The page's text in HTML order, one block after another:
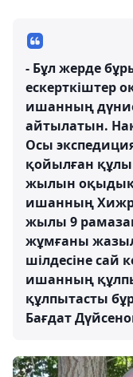
- Бұл жерде
ескерткіштер
ишанның
айтылатын.
Осы
қойылған
жылын оқыдық.
ишанның
жылы 9
жұмғаны
шілдесіне сай
ишанның
құлпытасты
Бағдат